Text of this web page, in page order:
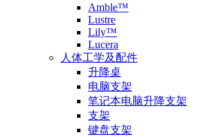
Amble™
Lustre
Lily™
Lucera
人体工学及配件
升降桌
电脑支架
笔记本电脑升降支架
支架
键盘支架